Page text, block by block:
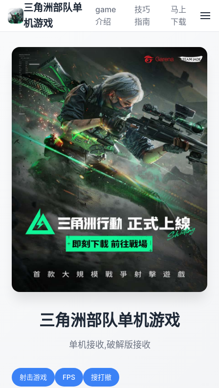
三角洲部队单
机游戏
game
介绍
技巧
指南
马上
下载
三角洲部队单机游戏
单机接收,破解版接收
射击游戏 FPS 搜打撤